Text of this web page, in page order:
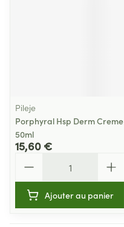
Pileje
Porphyral Hsp Derm Creme
50ml
15,60 €
Ajouter au panier